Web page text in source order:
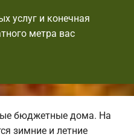
услуг и конечная
метра вас
бюджетные дома. На
зимние и летние